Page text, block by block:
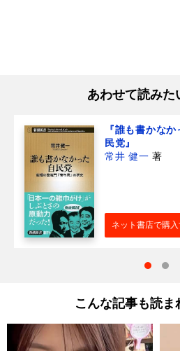
あわせて読みた
『誰も書かなか
民党』
常井 健一 著
ネット書店で購入
こんな記事も読ま